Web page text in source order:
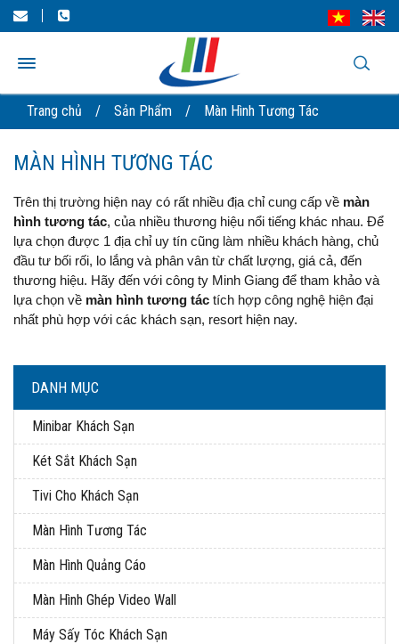
Trang chủ / Sản Phẩm / Màn Hình Tương Tác
MÀN HÌNH TƯƠNG TÁC
Trên thị trường hiện nay có rất nhiều địa chỉ cung cấp về màn
hình tương tác, của nhiều thương hiệu nổi tiếng khác nhau. Để
lựa chọn được 1 địa chỉ uy tín cũng làm nhiều khách hàng, chủ
đầu tư bối rối, lo lắng và phân vân từ chất lượng, giá cả, đến
thương hiệu. Hãy đến với công ty Minh Giang để tham khảo và
lựa chọn về màn hình tương tác tích hợp công nghệ hiện đại
nhất phù hợp với các khách sạn, resort hiện nay.
DANH MỤC
Minibar Khách Sạn
Két Sắt Khách Sạn
Tivi Cho Khách Sạn
Màn Hình Tương Tác
Màn Hình Quảng Cáo
Màn Hình Ghép Video Wall
Máy Sấy Tóc Khách Sạn